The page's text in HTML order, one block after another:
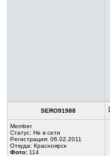
SERO91988
Member
Статус: Не в сети
Регистрация: 06.02.2011
Откуда: Красноярск
Фото: 114